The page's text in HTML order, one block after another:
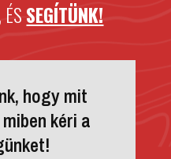
SEGÍTÜNK!
hogy mit
kéri a